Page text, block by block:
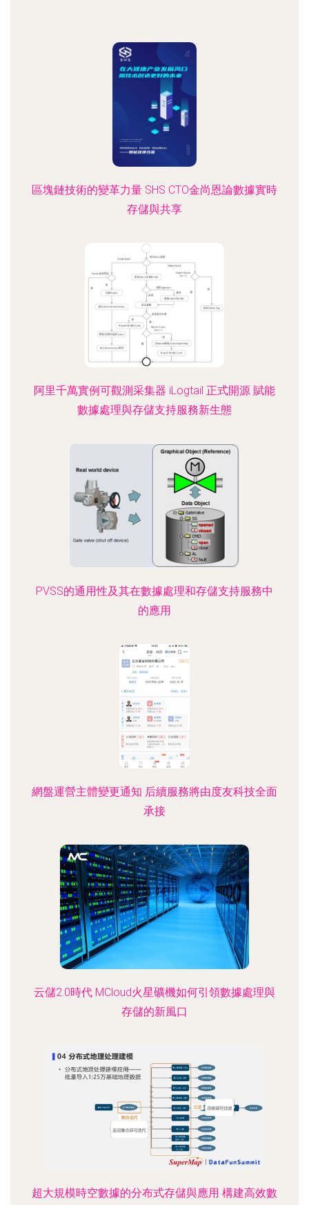
區塊鏈技術的變革力量 SHS CTO金尚恩論數據實時
存儲與共享
阿里千萬實例可觀測采集器 iLogtail 正式開源 賦能
數據處理與存儲支持服務新生態
PVSS的通用性及其在數據處理和存儲支持服務中
的應用
網盤運營主體變更通知 后續服務將由度友科技全面
承接
云儲2.0時代 MCloud火星礦機如何引領數據處理與
存儲的新風口
超大規模時空數據的分布式存儲與應用 構建高效數